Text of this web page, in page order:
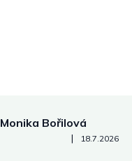
Monika Bořilová
Hodnocení obchodu je 5 z
| 18.7.2026